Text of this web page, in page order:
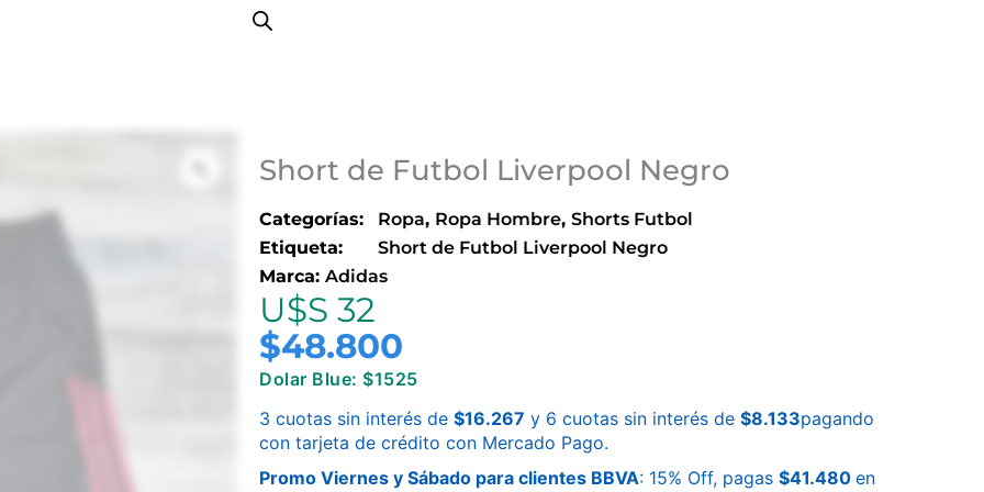
Short de Futbol Liverpool Negro
Categorías: Ropa, Ropa Hombre,Shorts Futbol
Etiqueta:
Short de Futbol Liverpool Negro
Marca:Adidas
U$S 32
$48.800
Dolar Blue: $1525
3 cuotas sin interés de$16.267 y 6 cuotas sin interés de$8.133pagando
con tarjeta de crédito con Mercado Pago.
Promo Viernes y Sábado para clientes BBVA: 15% Off, pagas$41.480 en